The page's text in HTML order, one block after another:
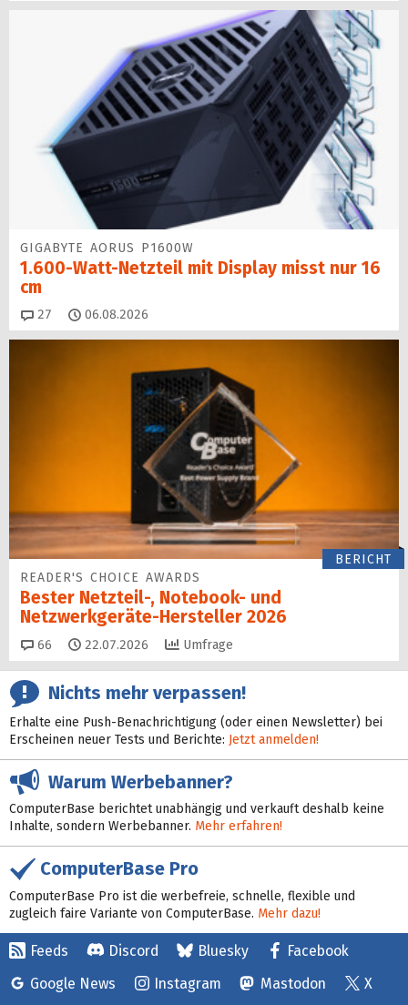
GIGABYTE AORUS P1600W
1.600-Watt-Netzteil mit Display misst nur 16
cm
27 Kommentare
06.08.2026
BERICHT
READER'S CHOICE AWARDS
Bester Netzteil-, Notebook- und
Netzwerkgeräte-Hersteller 2026
66 Kommentare
22.07.2026 Umfrage
Nichts mehr verpassen!
Erhalte eine Push-Benachrichtigung (oder einen Newsletter) bei
Erscheinen neuer Tests und Berichte: Jetzt anmelden!
Warum Werbebanner?
ComputerBase berichtet unabhängig und verkauft deshalb keine
Inhalte, sondern Werbebanner. Mehr erfahren!
ComputerBase Pro
ComputerBase Pro ist die werbefreie, schnelle, flexible und
zugleich faire Variante von ComputerBase. Mehr dazu!
Feeds Discord Bluesky
Facebook
Google News
Instagram Mastodon X